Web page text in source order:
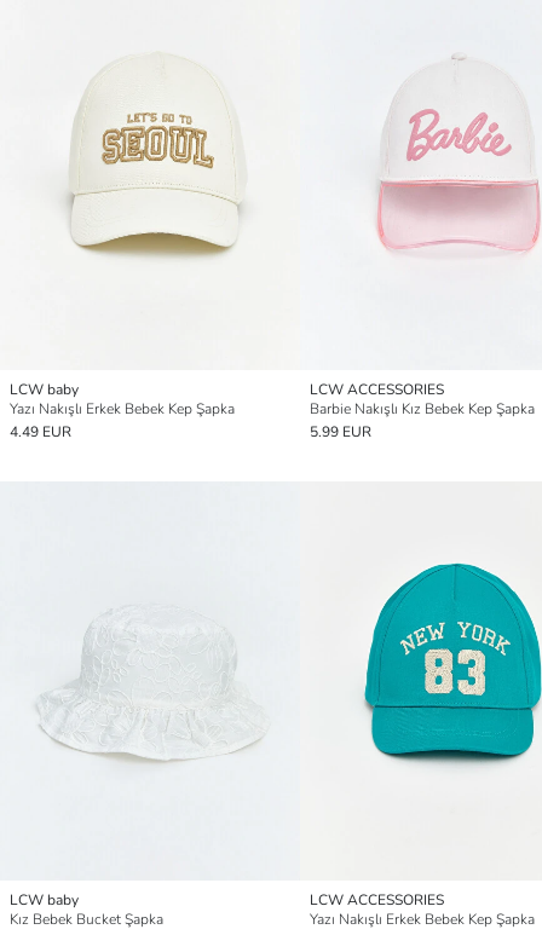
LCW baby
Yazı Nakışlı Erkek Bebek Kep Şapka
4.49 EUR
LCW ACCESSORIES
Barbie Nakışlı Kız Bebek Kep Şapka
5.99 EUR
LCW baby
Kız Bebek Bucket Şapka
LCW ACCESSORIES
Yazı Nakışlı Erkek Bebek Kep Şapka